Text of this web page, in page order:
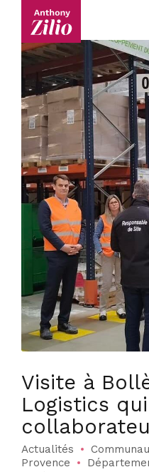
Visite à
Logistics
Actualités
Provence